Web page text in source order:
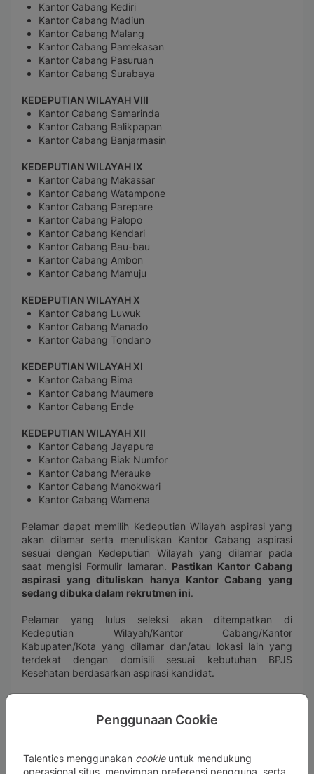
Penggunaan Cookie
Talentics menggunakan cookieuntuk mendukung
operasional situs, menyimpan preferensi pengguna, serta
Kantor Cabang Kediri
Kantor Cabang Madiun
Kantor Cabang Malang
Kantor Cabang Pamekasan
Kantor Cabang Pasuruan
Kantor Cabang Surabaya
KEDEPUTIAN WILAYAH VIII
Kantor Cabang Samarinda
Kantor Cabang Balikpapan
Kantor Cabang Banjarmasin
KEDEPUTIAN WILAYAH IX
Kantor Cabang Makassar
Kantor Cabang Watampone
Kantor Cabang Parepare
Kantor Cabang Palopo
Kantor Cabang Kendari
Kantor Cabang Bau-bau
Kantor Cabang Ambon
Kantor Cabang Mamuju
KEDEPUTIAN WILAYAH X
Kantor Cabang Luwuk
Kantor Cabang Manado
Kantor Cabang Tondano
KEDEPUTIAN WILAYAH XI
Kantor Cabang Bima
Kantor Cabang Maumere
Kantor Cabang Ende
KEDEPUTIAN WILAYAH XII
Kantor Cabang Jayapura
Kantor Cabang Biak Numfor
Kantor Cabang Merauke
Kantor Cabang Manokwari
Kantor Cabang Wamena
Pelamar dapat memilih Kedeputian Wilayah aspirasi yang
akan dilamar serta menuliskan Kantor Cabang aspirasi
sesuai dengan Kedeputian Wilayah yang dilamar pada
saat mengisi Formulir lamaran. Pastikan Kantor Cabang
aspirasi yang dituliskan hanya Kantor Cabang yang
sedang dibuka dalam rekrutmen ini.
Pelamar yang lulus seleksi akan ditempatkan di
Kedeputian Wilayah/Kantor Cabang/Kantor
Kabupaten/Kota yang dilamar dan/atau lokasi lain yang
terdekat dengan domisili sesuai kebutuhan BPJS
Kesehatan berdasarkan aspirasi kandidat.
Bersedia bekerja secara penuh waktu (Full time